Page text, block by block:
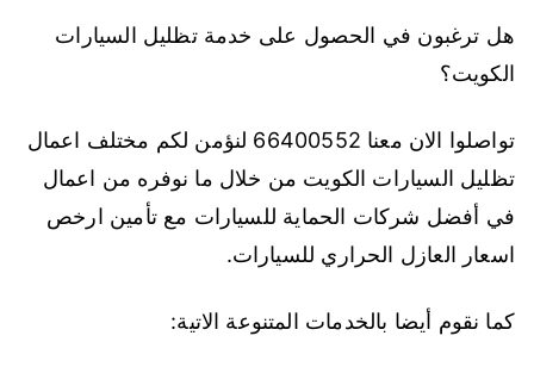
هل ترغبون في الحصول على خدمة تظليل السيارات
الكويت؟
تواصلوا الان معنا 66400552 لنؤمن لكم مختلف اعمال
تظليل السيارات الكويت من خلال ما نوفره من اعمال
في أفضل شركات الحماية للسيارات مع تأمين ارخص
اسعار العازل الحراري للسيارات.
كما نقوم أيضا بالخدمات المتنوعة الاتية: